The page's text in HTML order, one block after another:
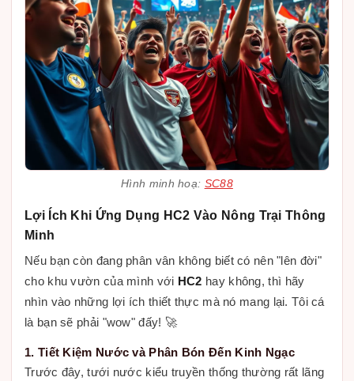
Hình minh hoạ: SC88
Lợi Ích Khi Ứng Dụng HC2 Vào Nông Trại Thông
Minh
Nếu bạn còn đang phân vân không biết có nên "lên đời"
cho khu vườn của mình với HC2 hay không, thì hãy
nhìn vào những lợi ích thiết thực mà nó mang lại. Tôi cá
là bạn sẽ phải "wow" đấy! 🚀
1. Tiết Kiệm Nước và Phân Bón Đến Kinh Ngạc
Trước đây, tưới nước kiểu truyền thống thường rất lãng